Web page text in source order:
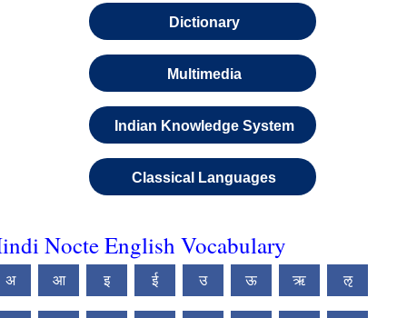
Dictionary
Multimedia
Indian Knowledge System
Classical Languages
Nocte English Vocabulary
अ आ इ ई उ ऊ ऋ ऌ